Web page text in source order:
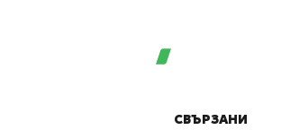
СВЪРЗАНИ